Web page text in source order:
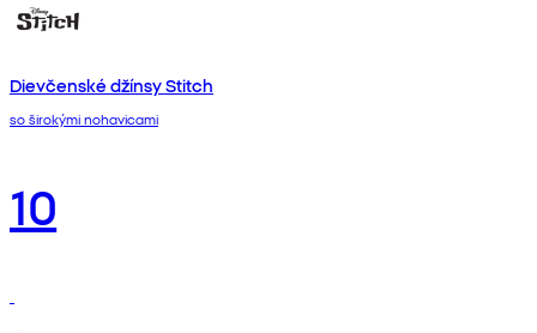
Dievčenské džínsy Stitch
so širokými nohavicami
10